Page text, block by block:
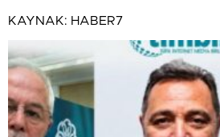
KAYNAK: HABER7